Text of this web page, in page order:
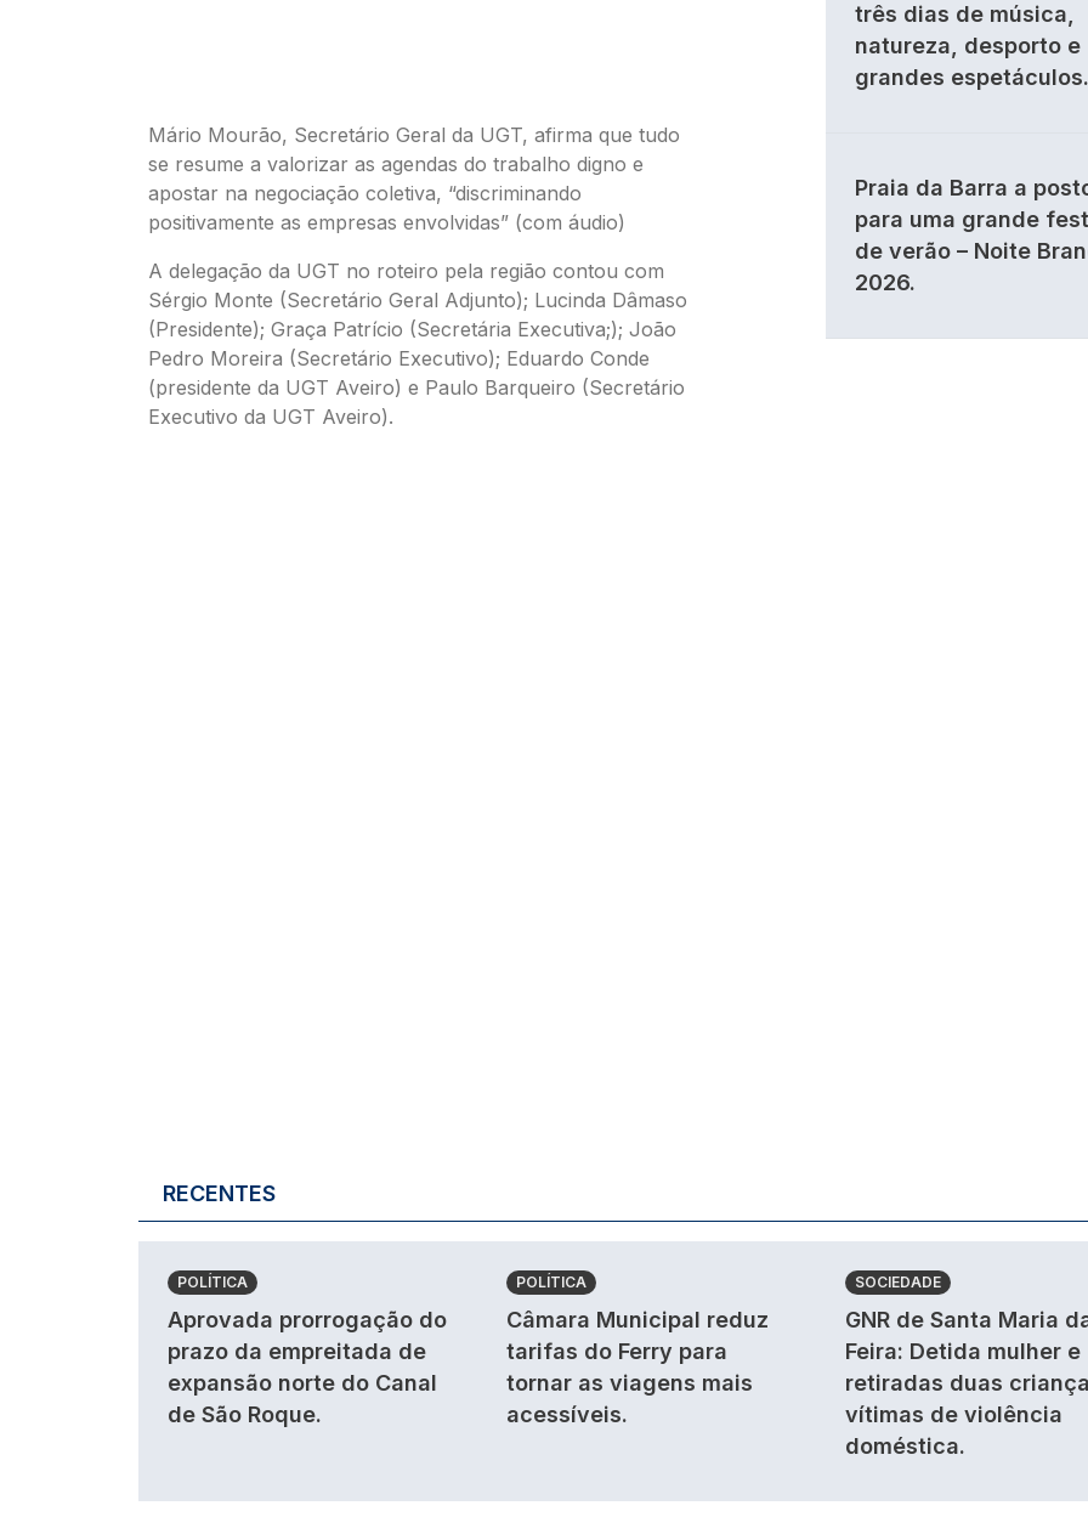
Mário Mourão, Secretário Geral da UGT, afirma que tudo
se resume a valorizar as agendas do trabalho digno e
apostar na negociação coletiva, “discriminando
positivamente as empresas envolvidas” (com áudio)
A delegação da UGT no roteiro pela região contou com
Sérgio Monte (Secretário Geral Adjunto); Lucinda Dâmaso
(Presidente); Graça Patrício (Secretária Executiva;); João
Pedro Moreira (Secretário Executivo); Eduardo Conde
(presidente da UGT Aveiro) e Paulo Barqueiro (Secretário
Executivo da UGT Aveiro).
três dias de música,
natureza, desporto e
grandes espetáculos.
Praia da Barra a
para uma grande
de verão – Noite
2026.
RECENTES
POLÍTICA
Aprovada prorrogação do
prazo da empreitada de
expansão norte do Canal
de São Roque.
POLÍTICA
Câmara Municipal reduz
tarifas do Ferry para
tornar as viagens mais
acessíveis.
SOCIEDADE
GNR de Santa Maria
Feira: Detida mulher e
retiradas duas
vítimas de violência
doméstica.